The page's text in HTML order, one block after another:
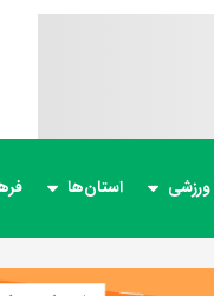
ورزشی استان‌ها